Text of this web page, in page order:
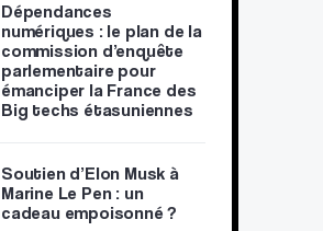
Dépendances
numériques : le plan de la
commission d’enquête
parlementaire pour
émanciper la France des
Big techs étasuniennes
Soutien d’Elon Musk à
Marine Le Pen : un
cadeau empoisonné ?